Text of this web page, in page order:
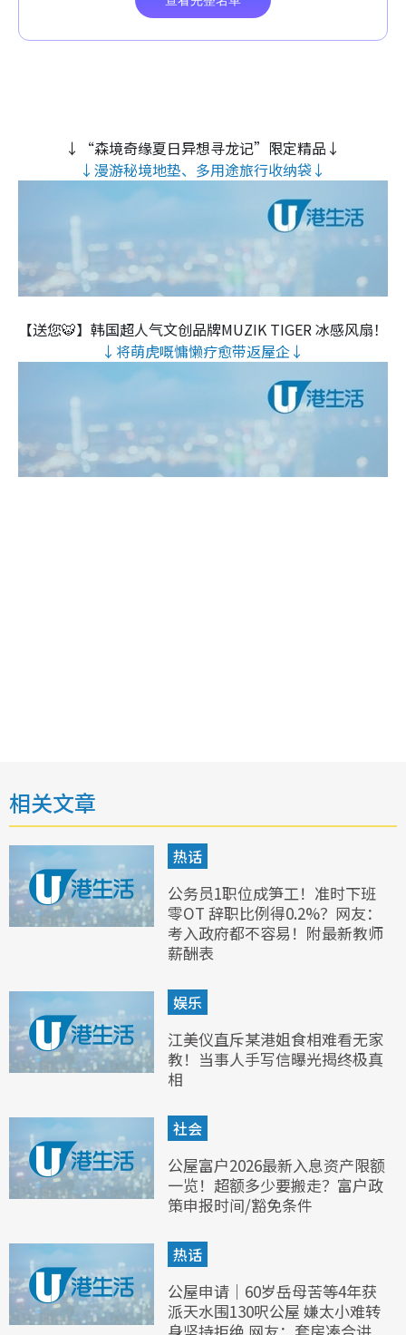
↓“森境奇缘夏日异想寻龙记”限定精品↓
↓漫游秘境地垫、多用途旅行收纳袋↓
【送您🐯】韩国超人气文创品牌MUZIK TIGER 冰感风扇！
↓将萌虎嘅慵懒疗愈带返屋企↓
相关文章
热话
公务员1职位成笋工！准时下班
零OT 辞职比例得0.2%？网友：
考入政府都不容易！附最新教师
薪酬表
娱乐
江美仪直斥某港姐食相难看无家
教！当事人手写信曝光揭终极真
相
社会
公屋富户2026最新入息资产限额
一览！超额多少要搬走？富户政
策申报时间/豁免条件
热话
公屋申请｜60岁岳母苦等4年获
派天水围130呎公屋 嫌太小难转